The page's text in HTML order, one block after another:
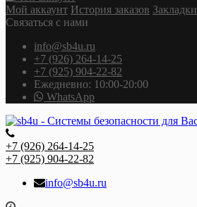
Мой аккаунт История заказов Закладки
Связаться с нами
info@sb4u.ru
+7 (926) 264-14-25
+7 (925) 904-22-82
Ежедневно: 10:00-20:00
WhatsApp
+7 (926) 264-14-25
+7 (925) 904-22-82
info@sb4u.ru